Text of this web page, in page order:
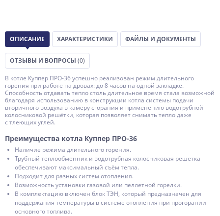
ОПИСАНИЕ ХАРАКТЕРИСТИКИ ФАЙЛЫ И ДОКУМЕНТЫ
ОТЗЫВЫ И ВОПРОСЫ (0)
В котле Куппер ПРО-36успешно реализован режим длительного
горения при работе на дровах: до 8 часов на одной закладке.
Способность отдавать тепло столь длительное время стала возможной
благодаря использованию в конструкции котла системы подачи
вторичного воздуха в камеру сгорания и применению водотрубной
колосниковой решётки, которая позволяет снимать тепло даже
с тлеющих углей.
Преимущества котла Куппер ПРО-36
Наличие режима длительного горения.
Трубный теплообменник и водотрубная колосниковая решётка
обеспечивают максимальный съём тепла.
Подходит для разных систем отопления.
Возможность установки газовой или пеллетной горелки.
В комплектацию включен блок ТЭН, который предназначен для
поддержания температуры в системе отопления при прогорании
основного топлива.